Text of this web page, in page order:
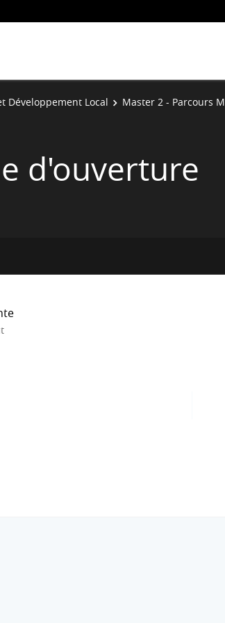
Développement Local
Master 2 - Parcours
d'ouverture